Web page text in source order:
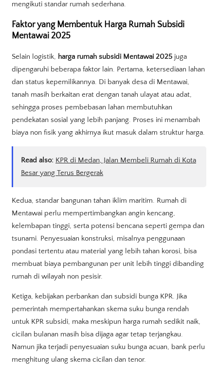
mengikuti standar rumah sederhana.
Faktor yang Membentuk Harga Rumah Subsidi
Mentawai 2025
Selain logistik, harga rumah subsidi Mentawai 2025 juga
dipengaruhi beberapa faktor lain. Pertama, ketersediaan lahan
dan status kepemilikannya. Di banyak desa di Mentawai,
tanah masih berkaitan erat dengan tanah ulayat atau adat,
sehingga proses pembebasan lahan membutuhkan
pendekatan sosial yang lebih panjang. Proses ini menambah
biaya non fisik yang akhirnya ikut masuk dalam struktur harga.
Read also: KPR di Medan, Jalan Membeli Rumah di Kota
Besar yang Terus Bergerak
Kedua, standar bangunan tahan iklim maritim. Rumah di
Mentawai perlu mempertimbangkan angin kencang,
kelembapan tinggi, serta potensi bencana seperti gempa dan
tsunami. Penyesuaian konstruksi, misalnya penggunaan
pondasi tertentu atau material yang lebih tahan korosi, bisa
membuat biaya pembangunan per unit lebih tinggi dibanding
rumah di wilayah non pesisir.
Ketiga, kebijakan perbankan dan subsidi bunga KPR. Jika
pemerintah mempertahankan skema suku bunga rendah
untuk KPR subsidi, maka meskipun harga rumah sedikit naik,
cicilan bulanan masih bisa dijaga agar tetap terjangkau.
Namun jika terjadi penyesuaian suku bunga acuan, bank perlu
menghitung ulang skema cicilan dan tenor.